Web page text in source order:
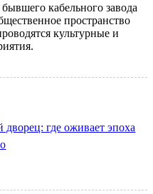
кабельного завода
пространство
культурные и
где оживает эпоха